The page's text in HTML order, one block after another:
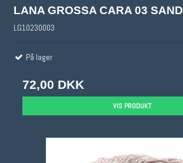
LANA GROSSA CARA 03 SAND
LG10230003
På lager
72,00 DKK
VIS PRODUKT